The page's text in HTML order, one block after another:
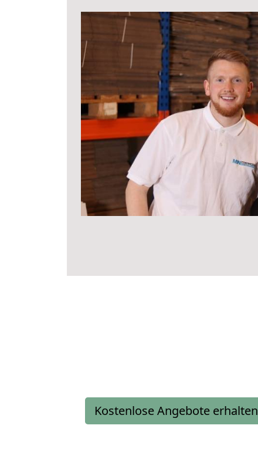
Kostenlose Angebote erhalten